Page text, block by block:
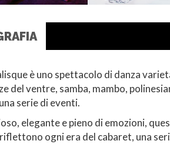
è uno spettacolo di danza
del ventre, samba, mambo,
serie di eventi.
elegante e pieno di emozioni,
ogni era del cabaret, una